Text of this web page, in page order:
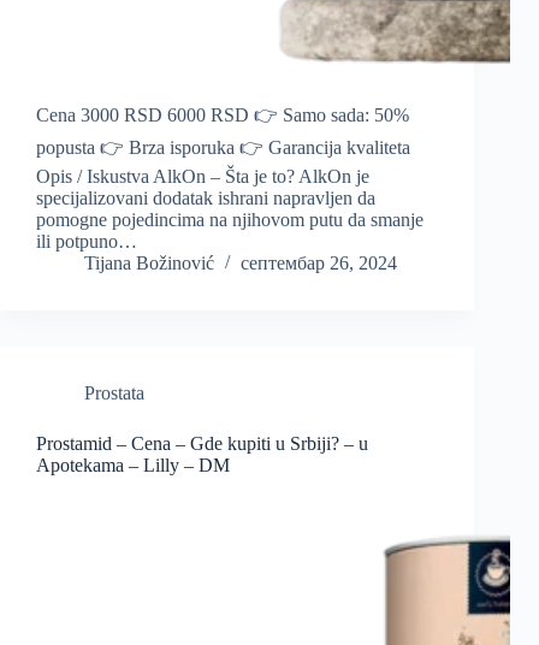
Cena 3000 RSD 6000 RSD 👉 Samo sada: 50%
popusta 👉 Brza isporuka 👉 Garancija kvaliteta
Opis / Iskustva AlkOn – Šta je to? AlkOn je
specijalizovani dodatak ishrani napravljen da
pomogne pojedincima na njihovom putu da smanje
ili potpuno…
Tijana Božinović
септембар 26, 2024
Prostata
Prostamid – Cena – Gde kupiti u Srbiji? – u
Apotekama – Lilly – DM